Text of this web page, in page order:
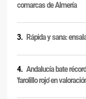
comarcas de Almería
Rápida y sana:
Andalucía bate
'farolillo rojo' en